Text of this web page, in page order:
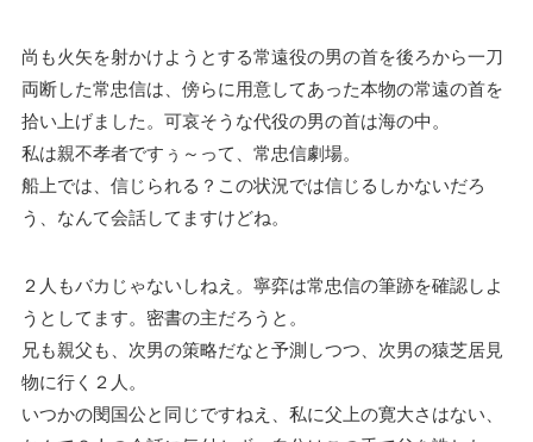
尚も火矢を射かけようとする常遠役の男の首を後ろから一刀
両断した常忠信は、傍らに用意してあった本物の常遠の首を
拾い上げました。可哀そうな代役の男の首は海の中。
私は親不孝者ですぅ～って、常忠信劇場。
船上では、信じられる？この状況では信じるしかないだろ
う、なんて会話してますけどね。
２人もバカじゃないしねえ。寧弈は常忠信の筆跡を確認しよ
うとしてます。密書の主だろうと。
兄も親父も、次男の策略だなと予測しつつ、次男の猿芝居見
物に行く２人。
いつかの閔国公と同じですねえ、私に父上の寛大さはない、